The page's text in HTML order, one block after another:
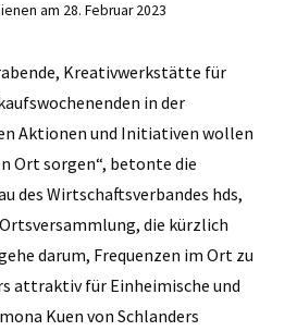
am 28. Februar 2023
Kreativwerkstätte für
in der
Aktionen und Initiativen wollen
Ort sorgen“, betonte die
des Wirtschaftsverbandes hds,
die kürzlich
darum, Frequenzen im Ort zu
attraktiv für Einheimische und
Kuen von Schlanders